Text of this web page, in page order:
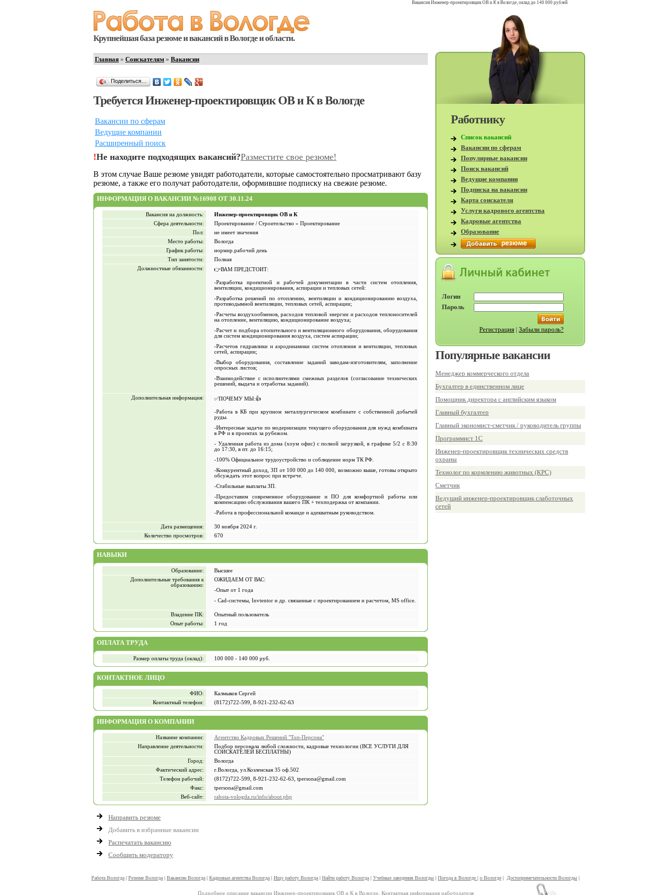
Вакансия Инженер-проектировщик ОВ и К в Вологде, оклад до 140 000 рублей
Крупнейшая база резюме и вакансий в Вологде и области.
Главная » Соискателям » Вакансии
Поделиться…
Требуется Инженер-проектировщик ОВ и К в Вологде
Вакансии по сферам
Ведущие компании
Расширенный поиск
!Не находите подходящих вакансий?Разместите свое резюме!
В этом случае Ваше резюме увидят работодатели, которые самостоятельно просматривают базу
резюме, а также его получат работодатели, оформившие подписку на свежие резюме.
ИНФОРМАЦИЯ О ВАКАНСИИ №16908 ОТ 30.11.24
Вакансия на должность:
Инженер-проектировщик ОВ и К
Сфера деятельности:
Проектирование / Строительство » Проектирование
Пол:
не имеет значения
Место работы:
Вологда
График работы:
нормир.рабочий день
Тип занятости:
Полная
Должностные обязанности:
👉ВАМ ПРЕДСТОИТ:
-Разработка проектной и рабочей документации в части систем отопления,
вентиляции, кондиционирования, аспирации и тепловых сетей:
-Разработка решений по отоплению, вентиляции и кондиционированию воздуха,
противодымной вентиляции, тепловых сетей, аспирации;
-Расчеты воздухообменов, расходов тепловой энергии и расходов теплоносителей
на отопление, вентиляцию, кондиционирование воздуха;
-Расчет и подбора отопительного и вентиляционного оборудования, оборудования
для систем кондиционирования воздуха, систем аспирации;
-Расчетов гидравлики и аэродинамики систем отопления и вентиляции, тепловых
сетей, аспирации;
-Выбор оборудования, составление заданий заводам-изготовителям, заполнение
опросных листов;
-Взаимодействие с исполнителями смежных разделов (согласование технических
решений, выдача и отработка заданий).
Дополнительная информация: ✅ПОЧЕМУ МЫ:👍
-Работа в КБ при крупном металлургическом комбинате с собственной добычей
руды.
-Интересные задачи по модернизации текущего оборудования для нужд комбината
в РФ и в проектах за рубежом.
- Удаленная работа из дома (хоум офис) с полной загрузкой, в графике 5/2 с 8:30
до 17:30, в пт. до 16:15;
-100% Официальное трудоустройство и соблюдение норм ТК РФ.
-Конкурентный доход, ЗП от 100 000 до 140 000, возможно выше, готовы открыто
обсуждать этот вопрос при встрече.
-Стабильные выплаты ЗП.
-Предоставим современное оборудование и ПО для комфортной работы или
компенсацию обслуживания вашего ПК + техподержка от компании.
-Работа в профессиональной команде и адекватным руководством.
Дата размещения:
30 ноября 2024 г.
Количество просмотров:
670
НАВЫКИ
Образование:
Высшее
Дополнительные требования к
образованию:
ОЖИДАЕМ ОТ ВАС:
-Опыт от 1 года
- Cad-системы, Invtentor и др. связанные с проектированием и расчетом, MS office.
Владение ПК:
Опытный пользователь
Опыт работы:
1 год
ОПЛАТА ТРУДА
Размер оплаты труда (оклад): 100 000 - 140 000 руб.
КОНТАКТНОЕ ЛИЦО
ФИО:
Калмыков Сергей
Контактный телефон:
(8172)722-599, 8-921-232-62-63
ИНФОРМАЦИЯ О КОМПАНИИ
Название компании:
Агентство Кадровых Решений "Топ-Персона"
Направление деятельности:
Подбор персонала любой сложности, кадровые технологии (ВСЕ УСЛУГИ ДЛЯ
СОИСКАТЕЛЕЙ БЕСПЛАТНЫ)
Город:
Вологда
Фактический адрес:
г.Вологда, ул.Козленская 35 оф.502
Телефон рабочий:
(8172)722-599, 8-921-232-62-63, tpersona@gmail.com
Факс:
tpersona@gmail.com
Веб-сайт:
rabota-vologda.ru/info/about.php
Направить резюме
Добавить в избранные вакансии
Распечатать вакансию
Сообщить модератору
Работнику
Список вакансий
Вакансии по сферам
Популярные вакансии
Поиск вакансий
Ведущие компании
Подписка на вакансии
Карта соискателя
Услуги кадрового агентства
Кадровые агентства
Образование
Логин
Пароль
Регистрация | Забыли пароль?
Популярные вакансии
Менеджер коммерческого отдела
Бухгалтер в единственном лице
Помощник директора с английским языком
Главный бухгалтер
Главный экономист-сметчик / руководитель группы
Программист 1С
Инженер-проектировщик технических средств
охраны
Технолог по кормлению животных (КРС)
Сметчик
Ведущий инженер-проектировщик слаботочных
сетей
Работа Вологда | Резюме Вологда | Вакансии Вологда | Кадровые агентства Вологда | Ищу работу Вологда | Найти работу Вологда | Учебные заведения Вологды | Погода в Вологде | о Вологде | Достопримечательности Вологды |
Подробное описание вакансии Инженер-проектировщик ОВ и К в Вологде. Контактная информация работодателя